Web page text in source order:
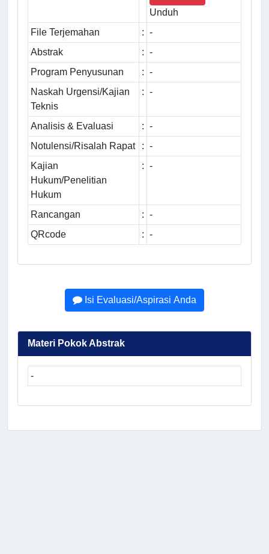
Unduh
File Terjemahan
: -
Abstrak
: -
Program Penyusunan
: -
Naskah Urgensi/Kajian
Teknis
: -
Analisis & Evaluasi : -
Notulensi/Risalah Rapat
: -
Kajian
Hukum/Penelitian
Hukum
: -
Rancangan : -
QRcode
: -
Isi Evaluasi/Aspirasi Anda
Materi Pokok Abstrak
-